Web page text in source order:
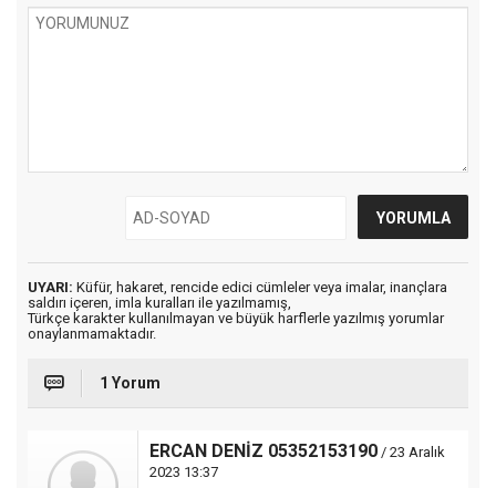
UYARI: Küfür, hakaret, rencide edici cümleler veya imalar, inançlara
saldırı içeren, imla kuralları ile yazılmamış,
Türkçe karakter kullanılmayan ve büyük harflerle yazılmış yorumlar
onaylanmamaktadır.
1 Yorum
ERCAN DENİZ 05352153190 / 23 Aralık
2023 13:37